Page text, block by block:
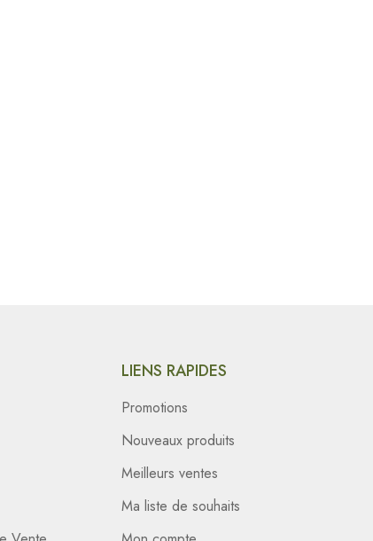
LIENS RAPIDES
Promotions
Nouveaux produits
Meilleurs ventes
Ma liste de souhaits